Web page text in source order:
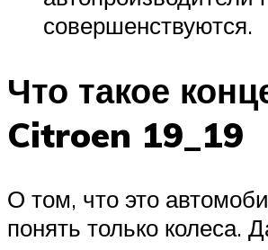
совершенствуются.
Что такое
Citroen 19_19
О том, что это
понять только колеса.